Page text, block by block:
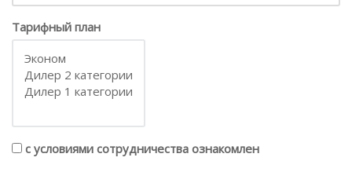
Тарифный план
с условиями сотрудничества ознакомлен